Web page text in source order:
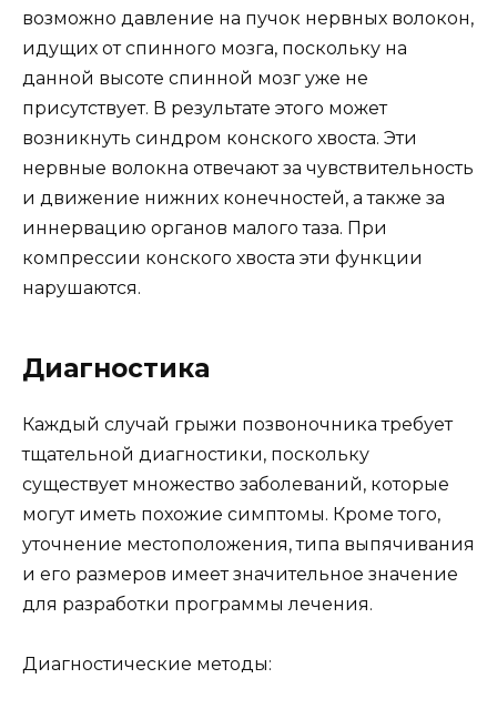
возможно давление на пучок нервных волокон,
идущих от спинного мозга, поскольку на
данной высоте спинной мозг уже не
присутствует. В результате этого может
возникнуть синдром конского хвоста. Эти
нервные волокна отвечают за чувствительность
и движение нижних конечностей, а также за
иннервацию органов малого таза. При
компрессии конского хвоста эти функции
нарушаются.
Диагностика
Каждый случай грыжи позвоночника требует
тщательной диагностики, поскольку
существует множество заболеваний, которые
могут иметь похожие симптомы. Кроме того,
уточнение местоположения, типа выпячивания
и его размеров имеет значительное значение
для разработки программы лечения.
Диагностические методы: